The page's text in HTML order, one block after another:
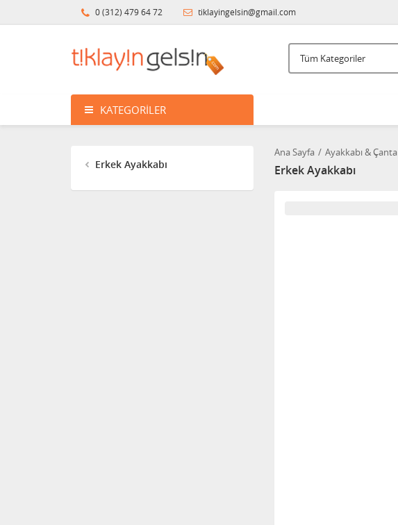
0 (312) 479 64 72 tiklayingelsin@gmail.com
KATEGORILER
Erkek Ayakkabı
Ana Sayfa Ayakkabı & Çanta
Erkek Ayakkabı